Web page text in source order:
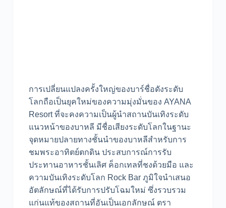
การเปลี่ยนแปลงครั้งใหญ่ของบาร์ชื่อดังระดับ
โลกถือเป็นยุคใหม่ของความมุ่งมั่นของ AYANA
Resort ที่จะคงความเป็นผู้นำสถานบันเทิงระดับ
แนวหน้าของบาหลี มีชื่อเสียงระดับโลกในฐานะ
จุดหมายปลายทางชั้นนำของบาหลีสำหรับการ
ชมพระอาทิตย์ตกดิน ประสบการณ์การรับ
ประทานอาหารชั้นเลิศ ค็อกเทลที่ชงด้วยมือ และ
ความบันเทิงระดับโลก Rock Bar ภูมิใจนำเสนอ
อัตลักษณ์ที่ได้รับการปรับโฉมใหม่ ซึ่งรวบรวม
แก่นแท้ของสถานที่อันเป็นเอกลักษณ์ ตรา